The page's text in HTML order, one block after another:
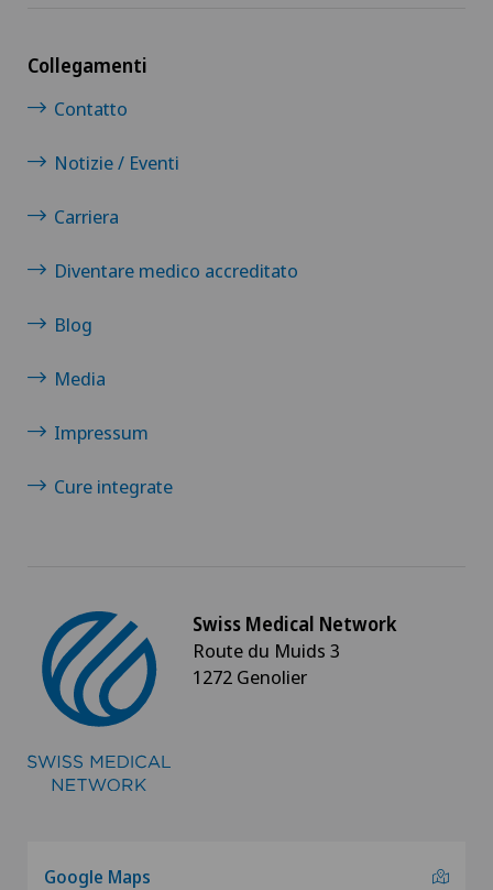
Gruppo Parkinson
Ictus
Impianti penieni
Impingement della spalla
Infettivologia
Ipermetropia (iperopia)
Ipertiroidismo
Ipnosi ericksoniana
Ipotiroidismo
Collegamenti
Contatto
Notizie / Eventi
Carriera
Diventare medico accreditato
Blog
Media
Impressum
Cure integrate
Swiss Medical Network
Route du Muids 3
1272 Genolier
Google Maps